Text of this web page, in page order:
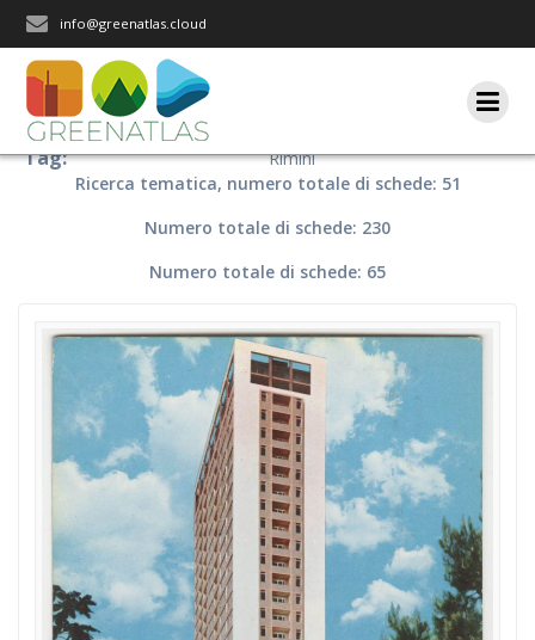
info@greenatlas.cloud
Tag:
Rimini
Ricerca tematica, numero totale di schede: 51
Numero totale di schede: 230
Numero totale di schede: 65